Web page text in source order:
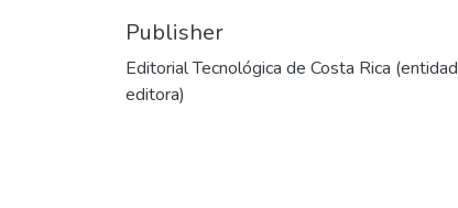
Publisher
Editorial Tecnológica de Costa Rica (entidad
editora)